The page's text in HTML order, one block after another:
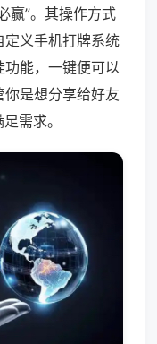
赢”。其操作方式
义手机打牌系统
能，一键便可以
是想分享给好友
需求。